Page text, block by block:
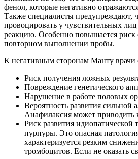
фенол, которые негативно
Также специалисты предупреждают,
провоцировать у чувствительных
реакцию. Особенно повышается
повторном выполнении пробы.
К негативным сторонам Манту врачи
Риск получения ложных
Повреждение генетического
Нарушение в работе половых
Вероятность развития сильной
Анафилаксия может приводить
Риск развития идиопатической
пурпуры. Это опасная
характеризуется резким
тромбоцитов. Если не оказать